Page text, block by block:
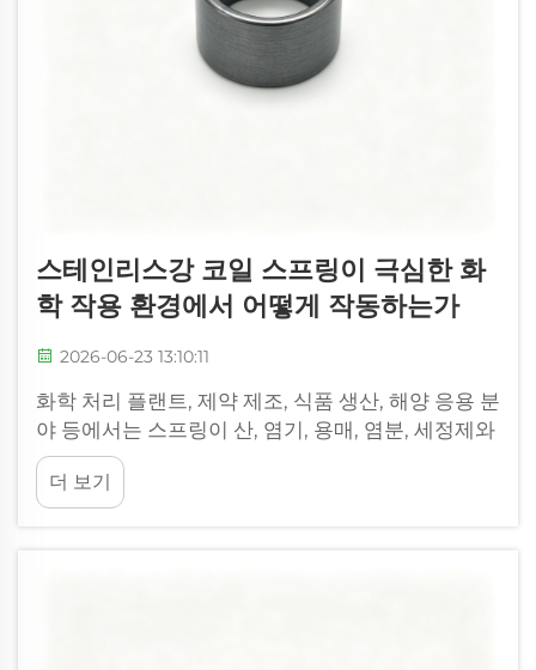
스테인리스강 코일 스프링이 극심한 화
학 작용 환경에서 어떻게 작동하는가
2026-06-23 13:10:11
화학 처리 플랜트, 제약 제조, 식품 생산, 해양 응용 분
야 등에서는 스프링이 산, 염기, 용매, 염분, 세정제와
같은 가장 공격적인 물질에 노출될 수 있습니다. 일
반 탄소강 스프링은 이러한 조건에서 부식이나 성능
저하가 빠르게 발생하지만...
더 보기